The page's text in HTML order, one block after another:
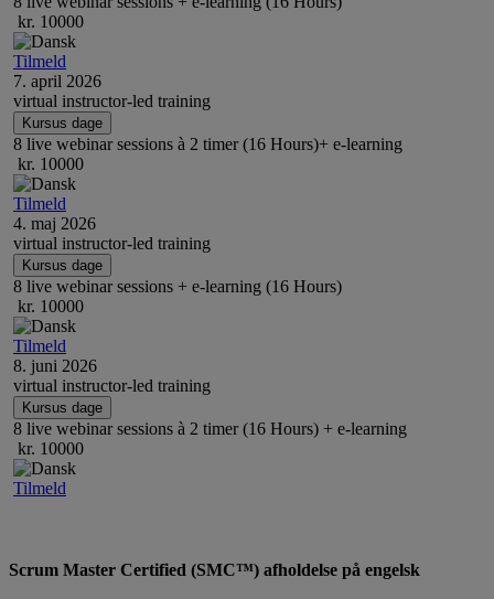
kr. 10000
Tilmeld
7. april 2026
virtual instructor-led training
Kursus dage
8 live webinar sessions à 2 timer (16 Hours)+ e-learning
kr. 10000
Tilmeld
4. maj 2026
virtual instructor-led training
Kursus dage
8 live webinar sessions + e-learning (16 Hours)
kr. 10000
Tilmeld
8. juni 2026
virtual instructor-led training
Kursus dage
8 live webinar sessions à 2 timer (16 Hours) + e-learning
kr. 10000
Tilmeld
Scrum Master Certified (SMC™) afholdelse på engelsk